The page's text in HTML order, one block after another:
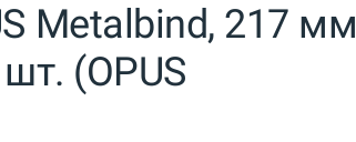
Metalbind, 217
(OPUS